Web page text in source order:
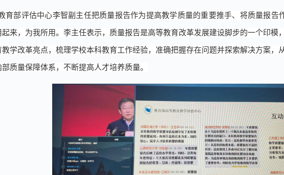
育部评估中心李智副主任把质量报告作为提高教学质量的重要推手、 将质量报告
起来，为我所用。李主任表示，质量报告是高等教育改革发展建设脚步的一个印模
教学改革亮点，梳理学校本科教育工作经验，准确把握存在问题并探索解决方案，
质量保障体系，不断提高人才培养质量。